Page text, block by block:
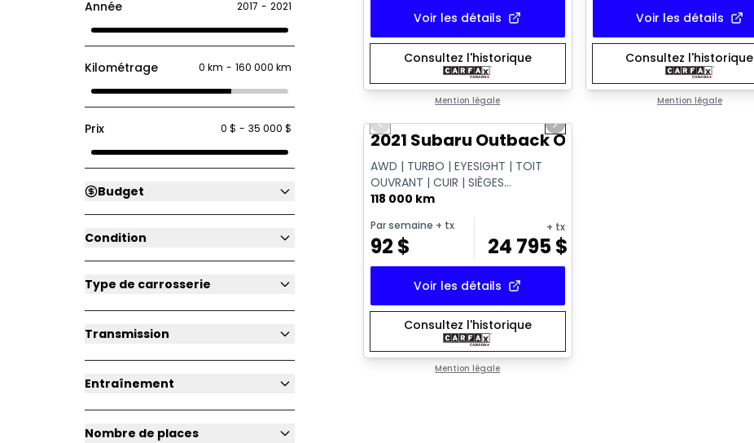
Année 2017 - 2021
Kilométrage 0 km - 160 000 km
Prix 0 $ - 35 000 $
Budget
Condition
Type de carrosserie
Transmission
Entraînement
Nombre de places
Voir les détails
Consultez l'historique
Mention légale
Voir les détails
Consultez l'historique
Mention légale
Vidéo disponible
Previous slide
Next slide
2021 Subaru Outback Outdoor XT
AWD | TURBO | EYESIGHT | TOIT
OUVRANT | CUIR | SIÈGES
CHAUFFANTS | APPLE CARPLAY |
CAMÉRA | HAYON ÉL...
118 000 km
Par semaine + tx
92 $
+ tx
24 795$
Voir les détails
Consultez l'historique
Mention légale